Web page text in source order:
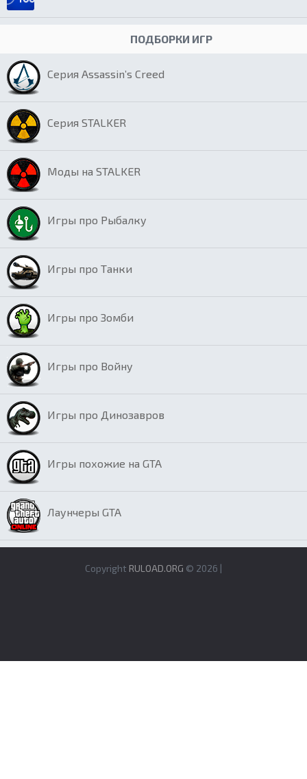
ПОДБОРКИ ИГР
Серия Assassin’s Creed
Серия STALKER
Моды на STALKER
Игры про Рыбалку
Игры про Танки
Игры про Зомби
Игры про Войну
Игры про Динозавров
Игры похожие на GTA
Лаунчеры GTA
Copyright RULOAD.ORG © 2026 |